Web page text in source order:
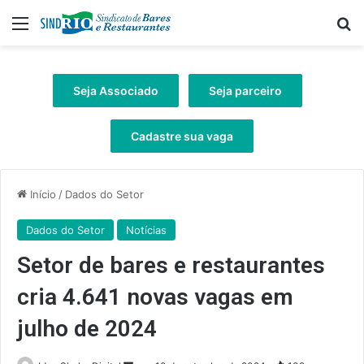
Menu
Seja Associado Seja parceiro
Cadastre sua vaga
Início / Dados do Setor
Dados do Setor Notícias
Setor de bares e restaurantes
cria 4.641 novas vagas em
julho de 2024